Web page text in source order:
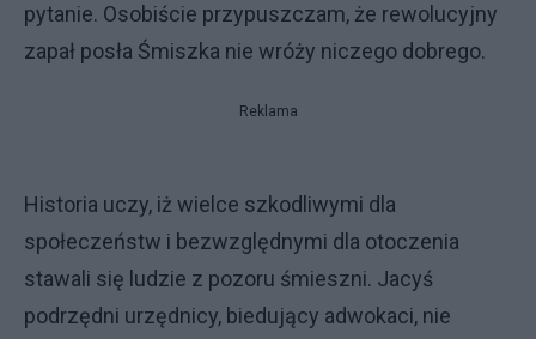
pytanie. Osobiście przypuszczam, że rewolucyjny
zapał posła Śmiszka nie wróży niczego dobrego.
Reklama
Historia uczy, iż wielce szkodliwymi dla
społeczeństw i bezwzględnymi dla otoczenia
stawali się ludzie z pozoru śmieszni. Jacyś
podrzędni urzędnicy, biedujący adwokaci, nie